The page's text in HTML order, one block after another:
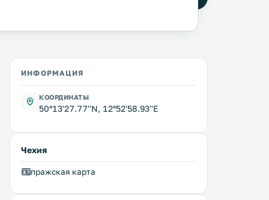
ИНФОРМАЦИЯ
КООРДИНАТЫ
50°13'27.77''N, 12°52'58.93''E
Чехия
пражская карта